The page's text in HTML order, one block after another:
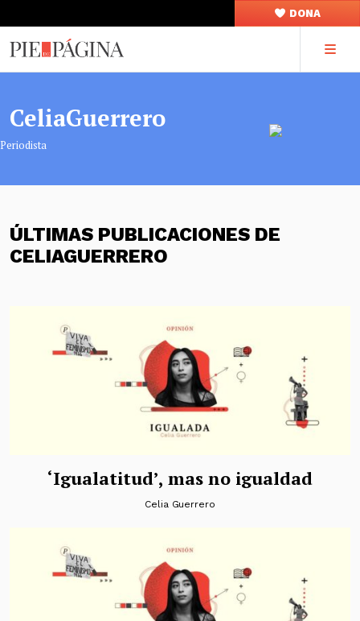
DONA
CeliaGuerrero
Periodista
ÚLTIMAS PUBLICACIONES DE
CELIAGUERRERO
‘Igualatitud’, mas no igualdad
Celia Guerrero